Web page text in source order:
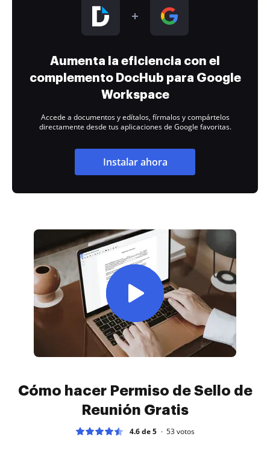
Aumenta la eficiencia con el
complemento DocHub para Google
Workspace
Accede a documentos y edítalos, fírmalos y compártelos
directamente desde tus aplicaciones de Google favoritas.
Instalar ahora
Cómo hacer Permiso de Sello de
Reunión Gratis
4.6 de 5 53votos